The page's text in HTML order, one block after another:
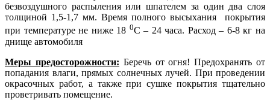
безвоздушного распыления или шпателем за один два слоя
толщиной 1,5-1,7 мм. Время полного высыхания покрытия
при температуре не ниже 18 0С – 24 часа. Расход – 6-8 кг на
днище автомобиля
Меры предосторожности: Беречь от огня! Предохранять от
попадания влаги, прямых солнечных лучей. При проведении
окрасочных работ, а также при сушке покрытия тщательно
проветривать помещение.